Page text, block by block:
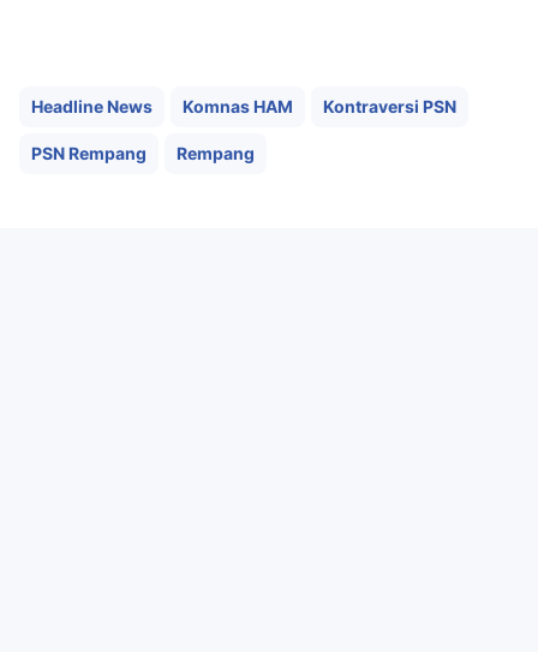
Headline News Komnas HAM Kontraversi PSN
PSN Rempang Rempang